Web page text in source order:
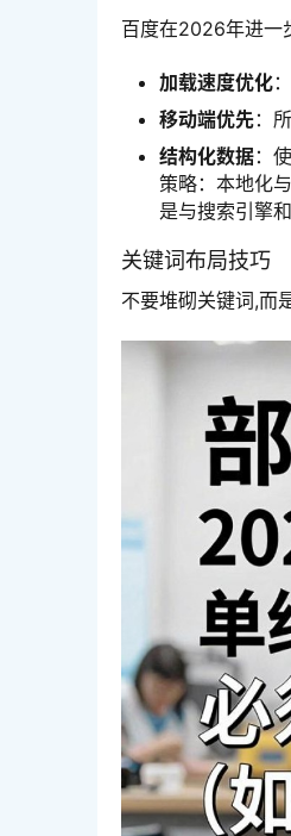
百度在2026年进一
加载速度优化
移动端优先：
结构化数据：
策略：本地化
是与搜索引擎
关键词布局技巧
不要堆砌关键词,而